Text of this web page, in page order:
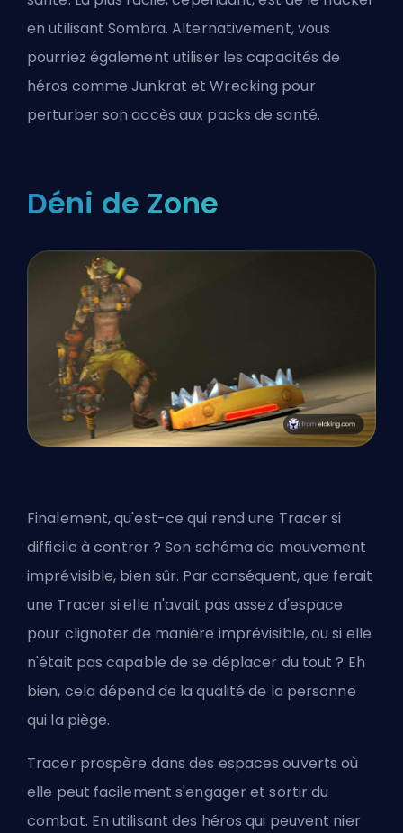
en utilisant Sombra. Alternativement, vous
pourriez également utiliser les capacités de
héros comme Junkrat et Wrecking pour
perturber son accès aux packs de santé.
Déni de Zone
Finalement, qu'est-ce qui rend une Tracer si
difficile à contrer ? Son schéma de mouvement
imprévisible, bien sûr. Par conséquent, que ferait
une Tracer si elle n'avait pas assez d'espace
pour clignoter de manière imprévisible, ou si elle
n'était pas capable de se déplacer du tout ? Eh
bien, cela dépend de la qualité de la personne
qui la piège.
Tracer prospère dans des espaces ouverts où
elle peut facilement s'engager et sortir du
combat. En utilisant des héros qui peuvent nier